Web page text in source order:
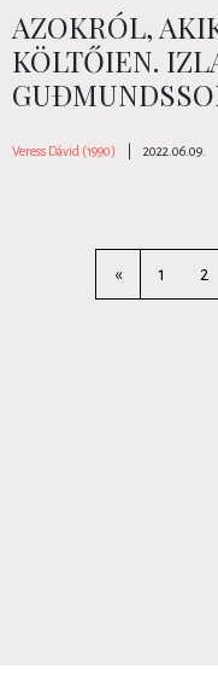
AZOKRÓL,
KÖLTŐIEN.
Veress Dávid (1990) 2022.06.09.
« 1 2